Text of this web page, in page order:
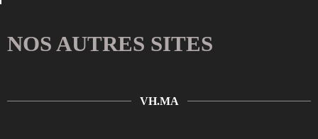
NOS AUTRES SITES
VH.MA